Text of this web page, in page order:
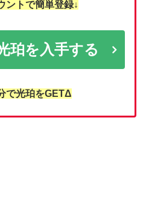
ントで簡単登録↓
珀を入手する
で光珀をGETΔ